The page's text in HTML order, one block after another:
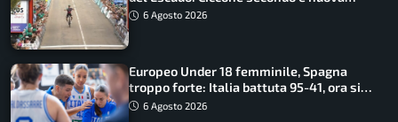
maglia di leader
6 Agosto 2026
Europeo Under 18 femminile, Spagna
troppo forte: Italia battuta 95-41, ora si
gioca il Mondiale
6 Agosto 2026